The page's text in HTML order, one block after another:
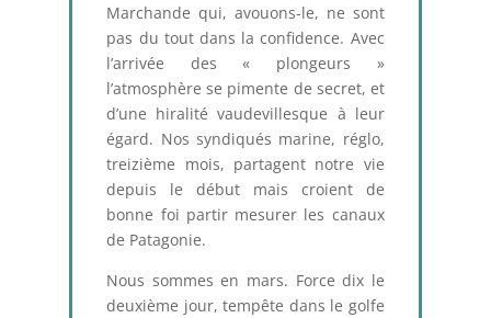
Marchande qui, avouons-le, ne sont
pas du tout dans la confidence. Avec
l’arrivée des « plongeurs »
l’atmosphère se pimente de secret, et
d’une hiralité vaudevillesque à leur
égard. Nos syndiqués marine, réglo,
treizième mois, partagent notre vie
depuis le début mais croient de
bonne foi partir mesurer les canaux
de Patagonie.
Nous sommes en mars. Force dix le
deuxième jour, tempête dans le golfe